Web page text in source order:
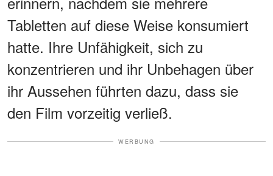
Tabletten auf diese Weise konsumiert
hatte. Ihre Unfähigkeit, sich zu
konzentrieren und ihr Unbehagen über
ihr Aussehen führten dazu, dass sie
den Film vorzeitig verließ.
WERBUNG